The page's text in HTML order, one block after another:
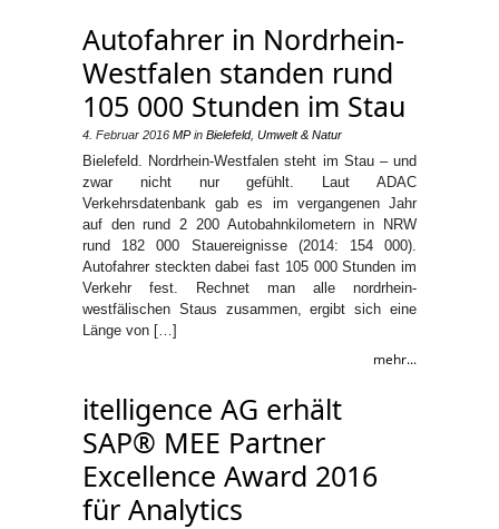
Autofahrer in Nordrhein-
Westfalen standen rund
105 000 Stunden im Stau
4. Februar 2016 MPin Bielefeld, Umwelt & Natur
Bielefeld. Nordrhein-Westfalen steht im Stau – und
zwar nicht nur gefühlt. Laut ADAC
Verkehrsdatenbank gab es im vergangenen Jahr
auf den rund 2 200 Autobahnkilometern in NRW
rund 182 000 Stauereignisse (2014: 154 000).
Autofahrer steckten dabei fast 105 000 Stunden im
Verkehr fest. Rechnet man alle nordrhein-
westfälischen Staus zusammen, ergibt sich eine
Länge von […]
mehr...
itelligence AG erhält
SAP® MEE Partner
Excellence Award 2016
für Analytics